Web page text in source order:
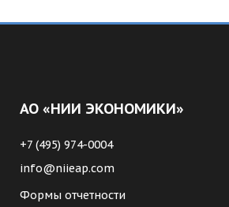
АО «НИИ ЭКОНОМИКИ»
+7 (495) 974-0004
info@niieap.com
Формы отчетности